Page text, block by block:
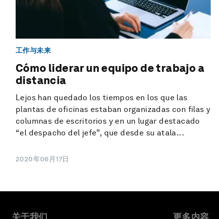
工作与未来
Cómo liderar un equipo de trabajo a
distancia
Lejos han quedado los tiempos en los que las
plantas de oficinas estaban organizadas con filas y
columnas de escritorios y en un lugar destacado
“el despacho del jefe”, que desde su atala...
2020年06月17日
关于我们 更多内容